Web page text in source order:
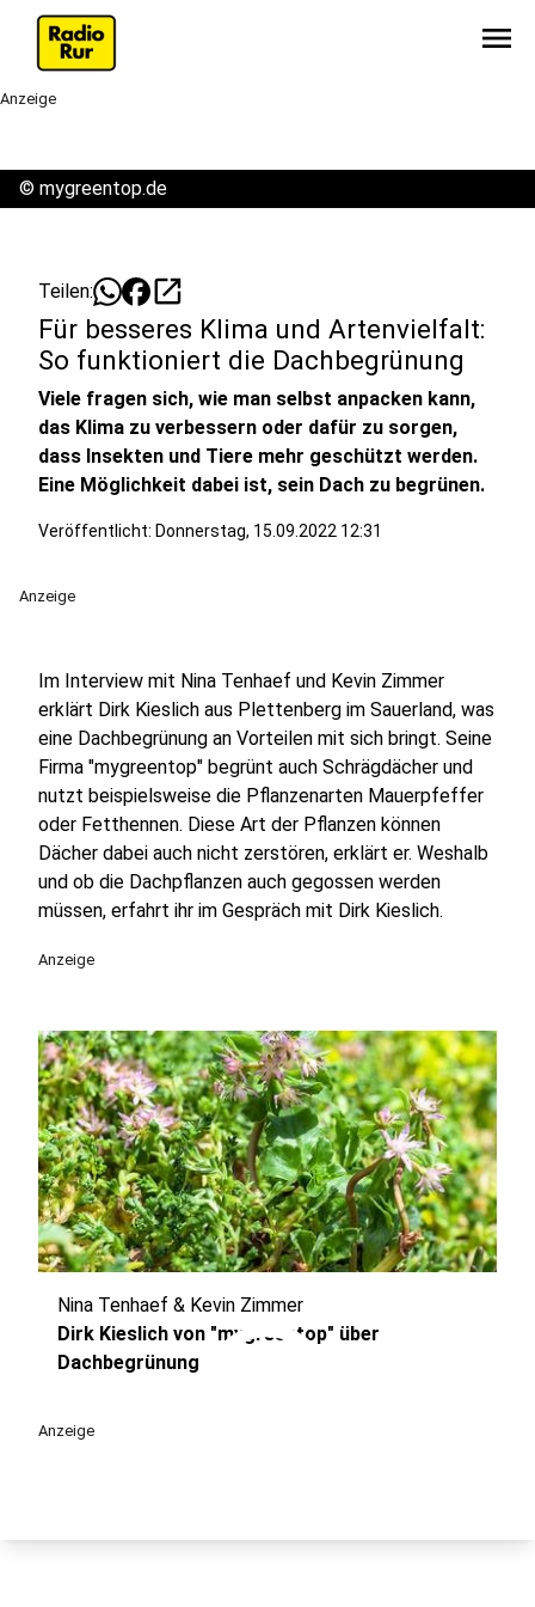
menu
Anzeige
© mygreentop.de
Teilen: open_in_new
Für besseres Klima und Artenvielfalt:
So funktioniert die Dachbegrünung
Viele fragen sich, wie man selbst anpacken kann,
das Klima zu verbessern oder dafür zu sorgen,
dass Insekten und Tiere mehr geschützt werden.
Eine Möglichkeit dabei ist, sein Dach zu begrünen.
Veröffentlicht: Donnerstag, 15.09.2022 12:31
Anzeige
Im Interview mit Nina Tenhaef und Kevin Zimmer
erklärt Dirk Kieslich aus Plettenberg im Sauerland, was
eine Dachbegrünung an Vorteilen mit sich bringt. Seine
Firma "mygreentop" begrünt auch Schrägdächer und
nutzt beispielsweise die Pflanzenarten Mauerpfeffer
oder Fetthennen. Diese Art der Pflanzen können
Dächer dabei auch nicht zerstören, erklärt er. Weshalb
und ob die Dachpflanzen auch gegossen werden
müssen, erfahrt ihr im Gespräch mit Dirk Kieslich.
Anzeige
play_circle
Nina Tenhaef & Kevin Zimmer
Dirk Kieslich von "mygreentop" über
Dachbegrünung
Anzeige